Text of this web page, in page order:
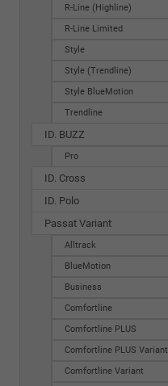
R-Line (Highline)
R-Line Limited
Style
Style (Trendline)
Style BlueMotion
Trendline
ID. BUZZ
Pro
ID. Cross
ID. Polo
Passat Variant
Alltrack
BlueMotion
Business
Comfortline
Comfortline PLUS
Comfortline PLUS Variant
Comfortline Variant